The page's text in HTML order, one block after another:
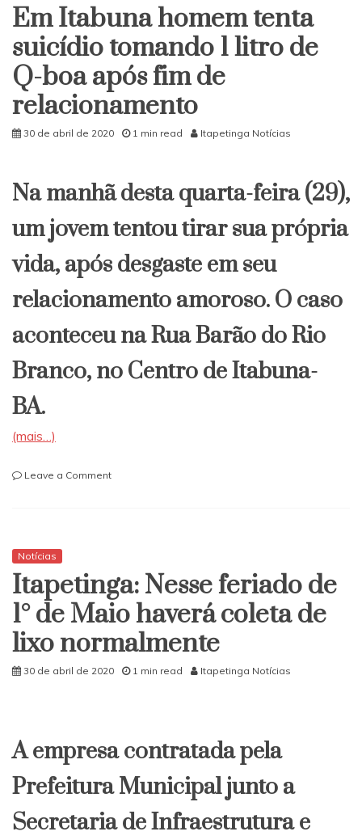
Em Itabuna homem tenta
suicídio tomando 1 litro de
Q-boa após fim de
relacionamento
30 de abril de 2020 1 min read Itapetinga Notícias
Na manhã desta quarta-feira (29),
um jovem tentou tirar sua própria
vida, após desgaste em seu
relacionamento amoroso. O caso
aconteceu na Rua Barão do Rio
Branco, no Centro de Itabuna-
BA.
(mais…)
Leave a Commenton
tomando
1
litro
de
Q-
boa
após
Notícias
Itapetinga: Nesse feriado de
1° de Maio haverá coleta de
lixo normalmente
30 de abril de 2020 1 min read Itapetinga Notícias
A empresa contratada pela
Prefeitura Municipal junto a
Secretaria de Infraestrutura e